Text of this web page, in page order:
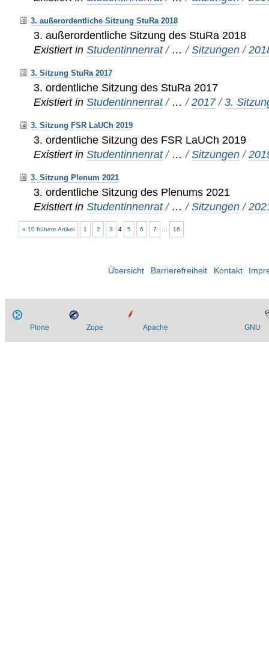
3. außerordentliche Sitzung StuRa 2018
3. außerordentliche Sitzung des StuRa 2018
Existiert in Studentinnenrat / …/Sitzungen /
3. Sitzung StuRa 2017
3. ordentliche Sitzung des StuRa 2017
Existiert in Studentinnenrat / …/2017 /3.
3. Sitzung FSR LaUCh 2019
3. ordentliche Sitzung des FSR LaUCh 2019
Existiert in Studentinnenrat / …/Sitzungen /
3. Sitzung Plenum 2021
3. ordentliche Sitzung des Plenums 2021
Existiert in Studentinnenrat / …/Sitzungen /
« 10 frühere Artikel 1 2 3 4 5 6 7 16
Übersicht Barrierefreiheit Kontakt
Plone Zope Apache GNU